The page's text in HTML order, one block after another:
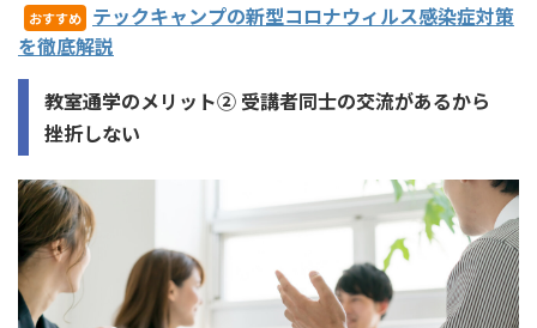
おすすめ
テックキャンプの新型コロナウィルス感染症対策
を徹底解説
教室通学のメリット② 受講者同士の交流があるから
挫折しない